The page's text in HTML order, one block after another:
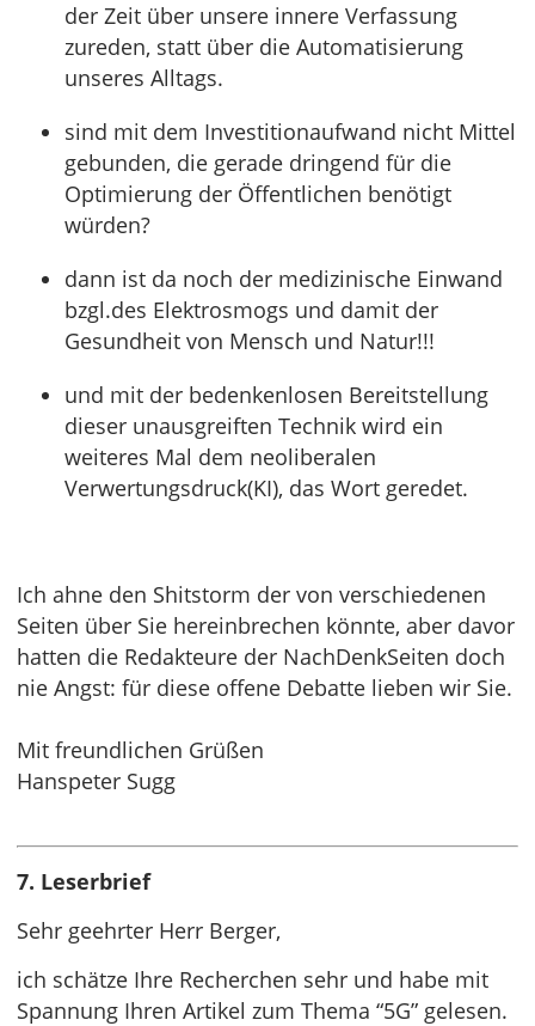
der Zeit über unsere innere Verfassung
zureden, statt über die Automatisierung
unseres Alltags.
sind mit dem Investitionaufwand nicht Mittel
gebunden, die gerade dringend für die
Optimierung der Öffentlichen benötigt
würden?
dann ist da noch der medizinische Einwand
bzgl.des Elektrosmogs und damit der
Gesundheit von Mensch und Natur!!!
und mit der bedenkenlosen Bereitstellung
dieser unausgreiften Technik wird ein
weiteres Mal dem neoliberalen
Verwertungsdruck(KI), das Wort geredet.
Ich ahne den Shitstorm der von verschiedenen
Seiten über Sie hereinbrechen könnte, aber davor
hatten die Redakteure der NachDenkSeiten doch
nie Angst: für diese offene Debatte lieben wir Sie.
Mit freundlichen Grüßen
Hanspeter Sugg
7. Leserbrief
Sehr geehrter Herr Berger,
ich schätze Ihre Recherchen sehr und habe mit
Spannung Ihren Artikel zum Thema “5G” gelesen.